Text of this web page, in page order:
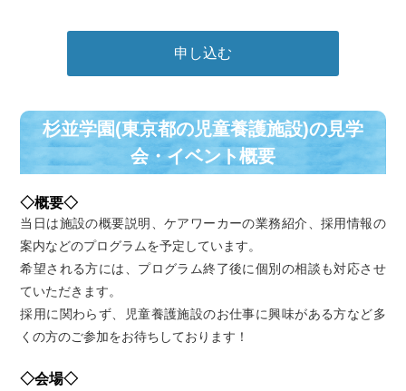
申し込む
杉並学園(東京都の児童養護施設)の⾒学
会・イベント概要
◇概要◇
当日は施設の概要説明、ケアワーカーの業務紹介、採用情報の
案内などのプログラムを予定しています。
希望される方には、プログラム終了後に個別の相談も対応させ
ていただきます。
採用に関わらず、児童養護施設のお仕事に興味がある方など多
くの方のご参加をお待ちしております！
◇会場◇